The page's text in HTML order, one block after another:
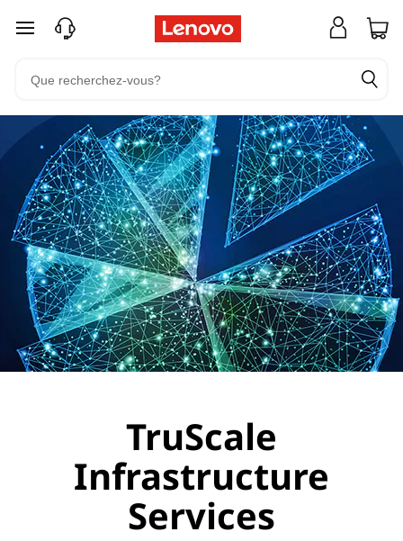
passer au contenu principal
TruScale
Infrastructure
Services